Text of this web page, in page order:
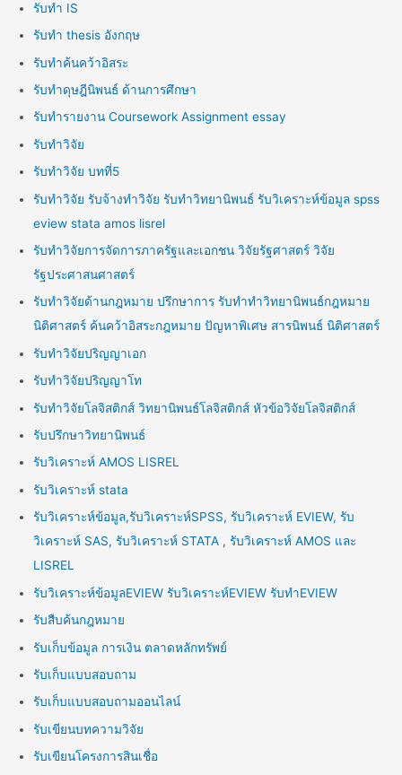
รับทำ IS
รับทำ thesis อังกฤษ
รับทำค้นคว้าอิสระ
รับทำดุษฎีนิพนธ์ ด้านการศึกษา
รับทำรายงาน Coursework Assignment essay
รับทำวิจัย
รับทำวิจัย บทที่5
รับทำวิจัย รับจ้างทำวิจัย รับทำวิทยานิพนธ์ รับวิเคราะห์ข้อมูล spss
eview stata amos lisrel
รับทำวิจัยการจัดการภาครัฐและเอกชน วิจัยรัฐศาสตร์ วิจัย
รัฐประศาสนศาสตร์
รับทำวิจัยด้านกฎหมาย ปรึกษาการ รับทำทำวิทยานิพนธ์กฎหมาย
นิติศาสตร์ ค้นคว้าอิสระกฎหมาย ปัญหาพิเศษ สารนิพนธ์ นิติศาสตร์
รับทำวิจัยปริญญาเอก
รับทำวิจัยปริญญาโท
รับทำวิจัยโลจิสติกส์ วิทยานิพนธ์โลจิสติกส์ หัวข้อวิจัยโลจิสติกส์
รับปรึกษาวิทยานิพนธ์
รับวิเคราะห์ AMOS LISREL
รับวิเคราะห์ stata
รับวิเคราะห์ข้อมูล,รับวิเคราะห์SPSS, รับวิเคราะห์ EVIEW, รับ
วิเคราะห์ SAS, รับวิเคราะห์ STATA , รับวิเคราะห์ AMOS และ
LISREL
รับวิเคราะห์ข้อมูลEVIEW รับวิเคราะห์EVIEW รับทำEVIEW
รับสืบค้นกฎหมาย
รับเก็บข้อมูล การเงิน ตลาดหลักทรัพย์
รับเก็บแบบสอบถาม
รับเก็บแบบสอบถามออนไลน์
รับเขียนบทความวิจัย
รับเขียนโครงการสินเชื่อ